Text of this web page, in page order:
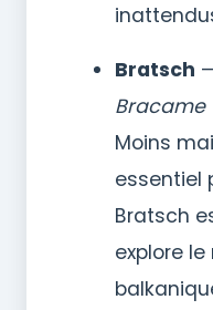
Bratsch
Bracame
Moins
essentiel
Bratsch
explore